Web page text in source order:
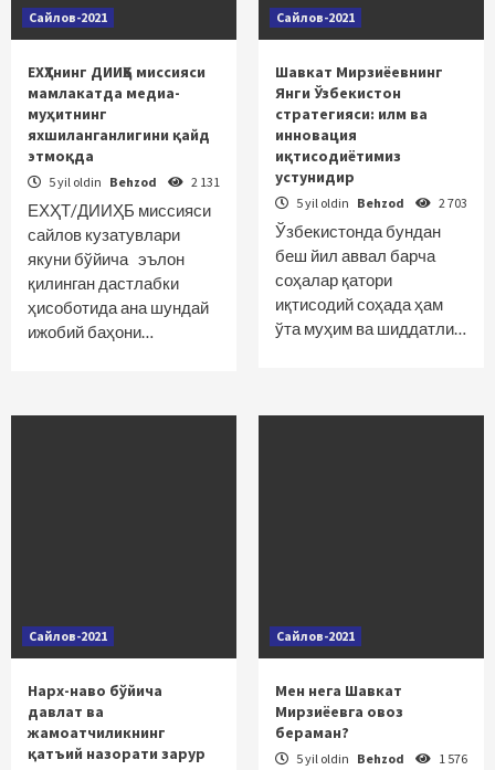
Сайлов-2021
ЕХҲТнинг ДИИҲБ миссияси
мамлакатда медиа-
муҳитнинг
яхшиланганлигини қайд
этмоқда
5 yil oldin Behzod 2 131
ЕХҲТ/ДИИҲБ миссияси
сайлов кузатувлари
якуни бўйича эълон
қилинган дастлабки
ҳисоботида ана шундай
ижобий баҳони…
Сайлов-2021
Шавкат Мирзиёевнинг
Янги Ўзбекистон
стратегияси: илм ва
инновация
иқтисодиётимиз
устунидир
5 yil oldin Behzod 2 703
Ўзбекистонда бундан
беш йил аввал барча
соҳалар қатори
иқтисодий соҳада ҳам
ўта муҳим ва шиддатли…
Сайлов-2021
Нарх-наво бўйича
давлат ва
жамоатчиликнинг
қатъий назорати зарур
Сайлов-2021
Мен нега Шавкат
Мирзиёевга овоз
бераман?
5 yil oldin Behzod 1 576